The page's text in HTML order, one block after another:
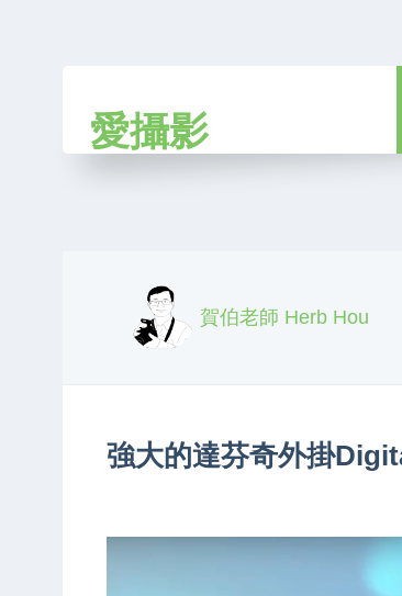
愛攝影
賀伯老師 Herb Hou
強大的達芬奇外掛